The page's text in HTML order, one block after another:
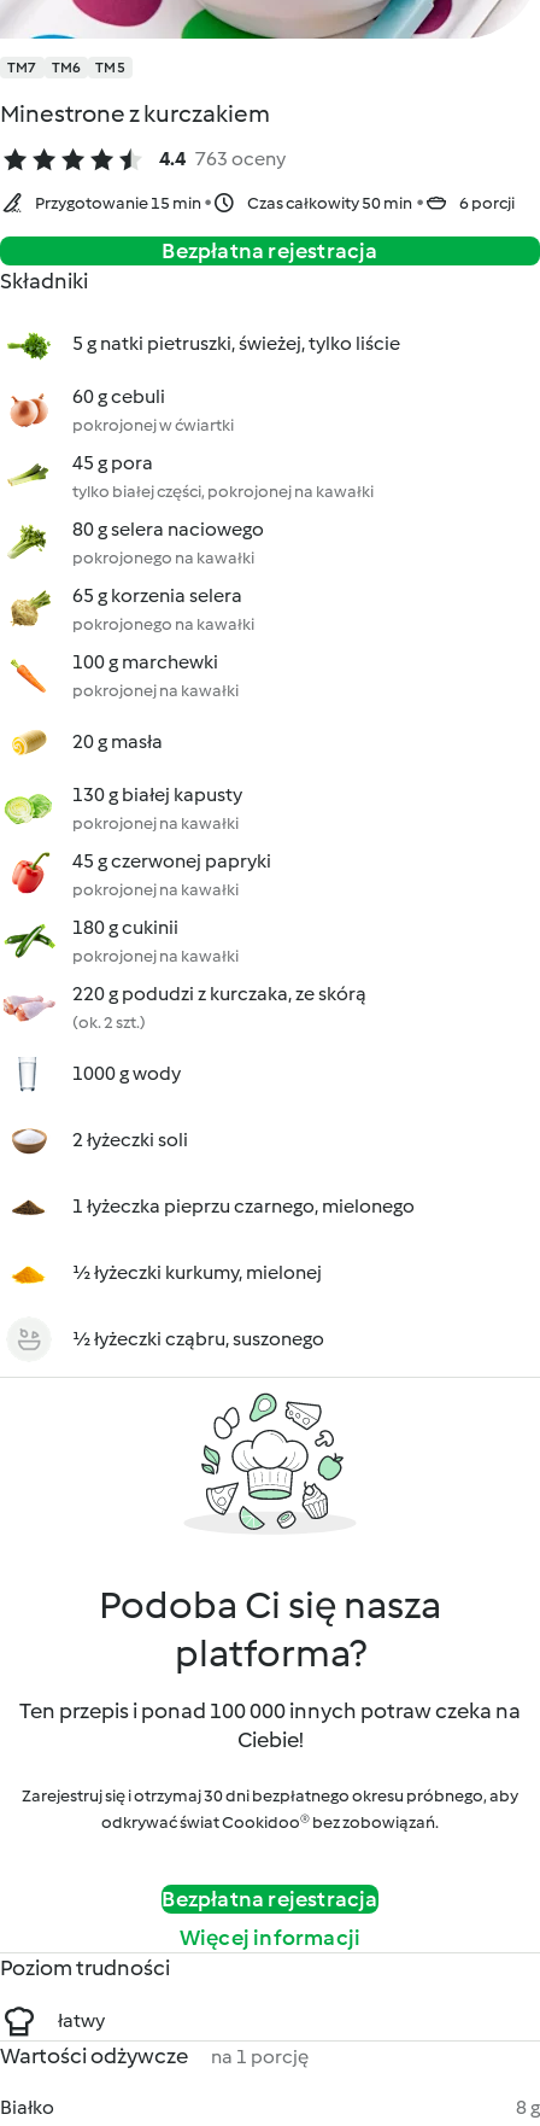
TM7 TM6 TM5
Minestrone z kurczakiem
4.4 763 oceny
Przygotowanie 15 min Czas całkowity 50 min 6 porcji
Bezpłatna rejestracja
Składniki
5 g natki pietruszki, świeżej, tylko liście
60 g cebuli
pokrojonej w ćwiartki
45 g pora
tylko białej części, pokrojonej na kawałki
80 g selera naciowego
pokrojonego na kawałki
65 g korzenia selera
pokrojonego na kawałki
100 g marchewki
pokrojonej na kawałki
20 g masła
130 g białej kapusty
pokrojonej na kawałki
45 g czerwonej papryki
pokrojonej na kawałki
180 g cukinii
pokrojonej na kawałki
220 g podudzi z kurczaka, ze skórą
(ok. 2 szt.)
1000 g wody
2 łyżeczki soli
1 łyżeczka pieprzu czarnego, mielonego
½ łyżeczki kurkumy, mielonej
½ łyżeczki cząbru, suszonego
Podoba Ci się nasza
platforma?
Ten przepis i ponad 100 000 innych potraw czeka na
Ciebie!
Zarejestruj się i otrzymaj 30 dni bezpłatnego okresu próbnego, aby
odkrywać świat Cookidoo® bez zobowiązań.
Bezpłatna rejestracja
Więcej informacji
Poziom trudności
łatwy
Wartości odżywcze na 1 porcję
Białko
8 g